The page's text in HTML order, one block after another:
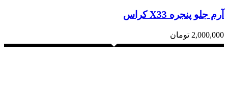
آرم جلو پنجره X33 کراس
2,000,000 تومان